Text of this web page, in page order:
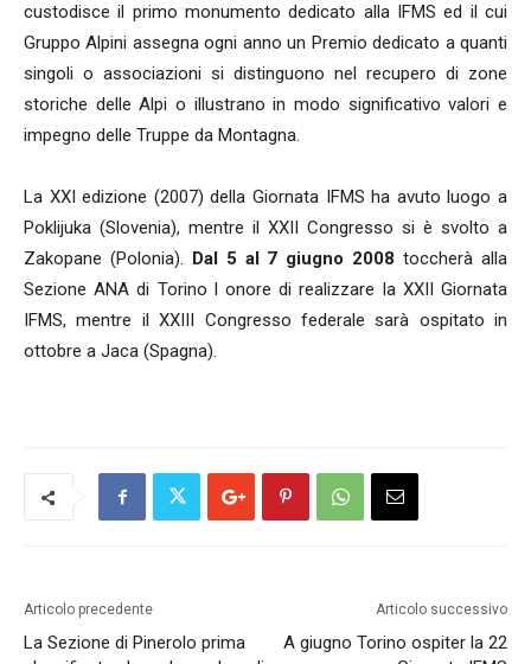
custodisce il primo monumento dedicato alla IFMS ed il cui
Gruppo Alpini assegna ogni anno un Premio dedicato a quanti
singoli o associazioni si distinguono nel recupero di zone
storiche delle Alpi o illustrano in modo significativo valori e
impegno delle Truppe da Montagna.
La XXI edizione (2007) della Giornata IFMS ha avuto luogo a
Poklijuka (Slovenia), mentre il XXII Congresso si è svolto a
Zakopane (Polonia). Dal 5 al 7 giugno 2008 toccherà alla
Sezione ANA di Torino l onore di realizzare la XXII Giornata
IFMS, mentre il XXIII Congresso federale sarà ospitato in
ottobre a Jaca (Spagna).
Articolo precedente
La Sezione di Pinerolo prima
Articolo successivo
A giugno Torino ospiter la 22